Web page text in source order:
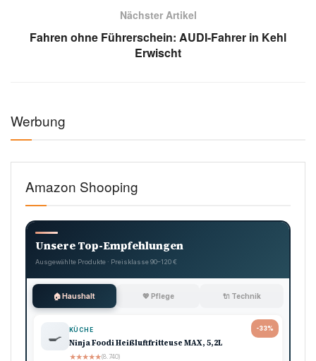
Nächster Artikel
Fahren ohne Führerschein: AUDI-Fahrer in Kehl
Erwischt
Werbung
Amazon Shooping
Unsere Top-Empfehlungen
Ausgewählte Produkte · Preisklasse 90–120 €
🏠 Haushalt 💖 Pflege 🔌 Technik
-33%
🍳 KÜCHE
Ninja Foodi Heißluftfritteuse MAX, 5,2L
★★★★★(8.740)